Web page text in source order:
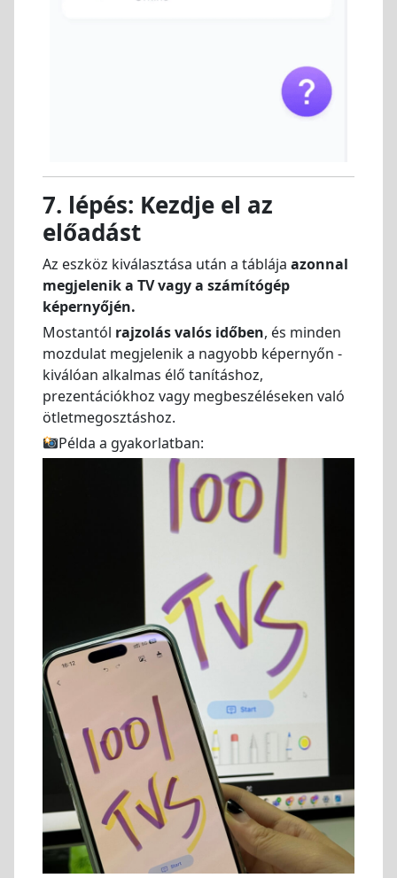
7. lépés: Kezdje el az
előadást
Az eszköz kiválasztása után a táblája azonnal
megjelenik a TV vagy a számítógép
képernyőjén.
Mostantól rajzolás valós időben, és minden
mozdulat megjelenik a nagyobb képernyőn -
kiválóan alkalmas élő tanításhoz,
prezentációkhoz vagy megbeszéléseken való
ötletmegosztáshoz.
Példa a gyakorlatban: